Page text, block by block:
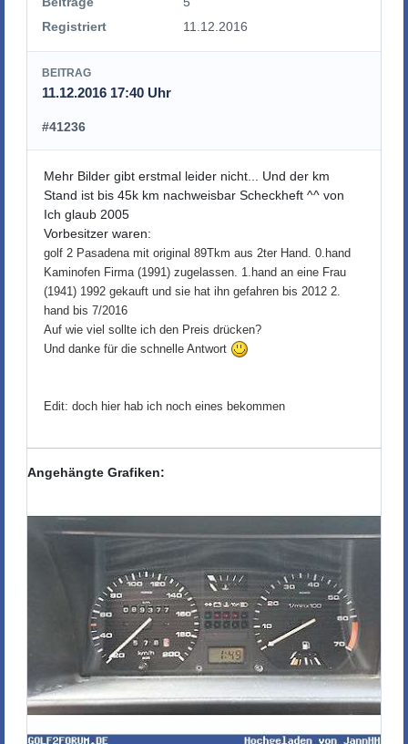
Registriert
11.12.2016
BEITRAG
11.12.2016 17:40 Uhr
#41236
Mehr Bilder gibt erstmal leider nicht... Und der km
Stand ist bis 45k km nachweisbar Scheckheft ^^ von
Ich glaub 2005
Vorbesitzer waren:
golf 2 Pasadena mit original 89Tkm aus 2ter Hand. 0.hand
Kaminofen Firma (1991) zugelassen. 1.hand an eine Frau
(1941) 1992 gekauft und sie hat ihn gefahren bis 2012 2.
hand bis 7/2016
Auf wie viel sollte ich den Preis drücken?
Und danke für die schnelle Antwort
Edit: doch hier hab ich noch eines bekommen
Angehängte Grafiken: